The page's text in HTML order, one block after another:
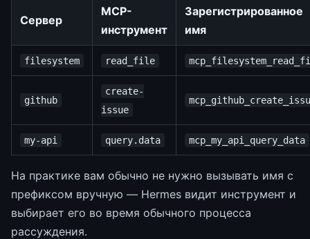
Сервер
MCP-
инструмент
Зарегистрированное
имя
filesystem read_file
github
create-
issue
my-api query.data mcp_my_api_query_data
На практике вам обычно не нужно вызывать имя с
префиксом вручную — Hermes видит инструмент и
выбирает его во время обычного процесса
рассуждения.